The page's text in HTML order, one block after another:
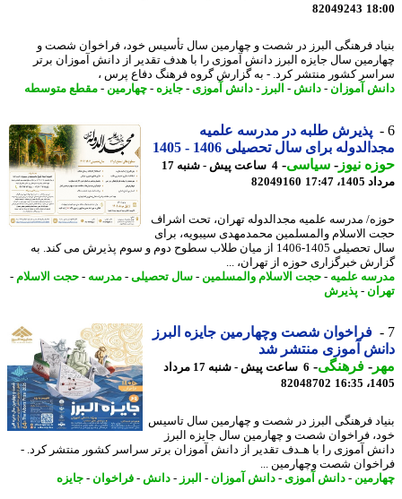
82049243
فرهنگی البرز در شصت و چهارمین سال تأسیس خود، فراخوان شصت و
سال جایزه البرز دانش آموزی را با هدف تقدیر از دانش آموزان برتر
کشور منتشر کرد. - به گزارش گروه فرهنگ دفاع پرس ،
آموزان- دانش -البرز -دانش آموزی- جایزه-چهارمین -مقطع متوسطه
پذیرش طلبه در مدرسه علمیه
برای سال تحصیلی 1406 - 1405
نیوز-سیاسی-
4 ساعت پیش - شنبه 17
17:47
82049160
مدرسه علمیه مجدالدوله تهران، تحت اشراف
الاسلام والمسلمین محمدمهدی سیبویه، برای
سال تحصیلی 1405-1406 از میان طلاب سطوح دوم و سوم پذیرش می کند. به
خبرگزاری حوزه از تهران، ...
علمیه-حجت الاسلام والمسلمین-سال تحصیلی-مدرسه-حجت الاسلام-
- پذیرش
فراخوان شصت وچهارمین جایزه البرز
آموزی منتشر شد
-فرهنگی-
6 ساعت پیش - شنبه 17 مرداد
82048702
فرهنگی البرز در شصت و چهارمین سال تاسیس
فراخوان شصت و چهارمین سال جایزه البرز
آموزی را با هـدف تقدیر از دانش آموزان برتر سراسر کشور منتشر کرد. -
شصت وچهارمین ...
-دانش آموزی- دانش آموزان- البرز -دانش -فراخوان- جایزه